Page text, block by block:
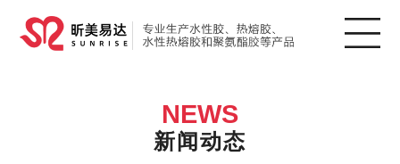
NEWS
新闻动态